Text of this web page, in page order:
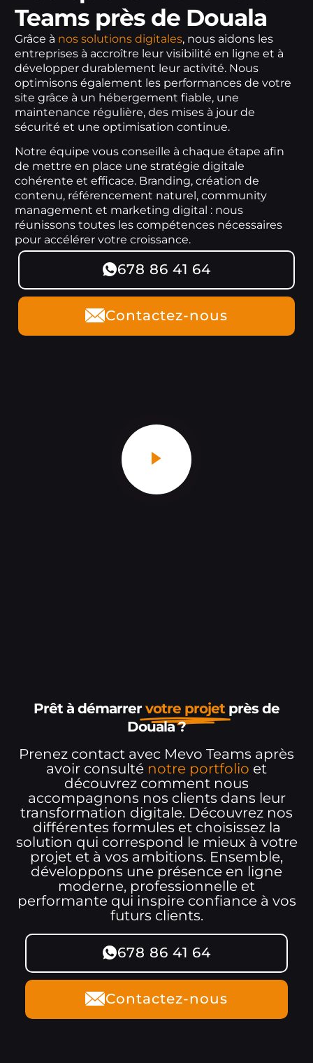
Teams près de Douala
Grâce à nos solutions digitales, nous aidons les
entreprises à accroître leur visibilité en ligne et à
développer durablement leur activité. Nous
optimisons également les performances de votre
site grâce à un hébergement fiable, une
maintenance régulière, des mises à jour de
sécurité et une optimisation continue.
Notre équipe vous conseille à chaque étape afin
de mettre en place une stratégie digitale
cohérente et efficace. Branding, création de
contenu, référencement naturel, community
management et marketing digital : nous
réunissons toutes les compétences nécessaires
pour accélérer votre croissance.
678 86 41 64
Contactez-nous
Prêt à démarrervotre projet près de
Douala ?
Prenez contact avec Mevo Teams après
avoir consulté notre portfolio et
découvrez comment nous
accompagnons nos clients dans leur
transformation digitale. Découvrez nos
différentes formules et choisissez la
solution qui correspond le mieux à votre
projet et à vos ambitions. Ensemble,
développons une présence en ligne
moderne, professionnelle et
performante qui inspire confiance à vos
futurs clients.
678 86 41 64
Contactez-nous